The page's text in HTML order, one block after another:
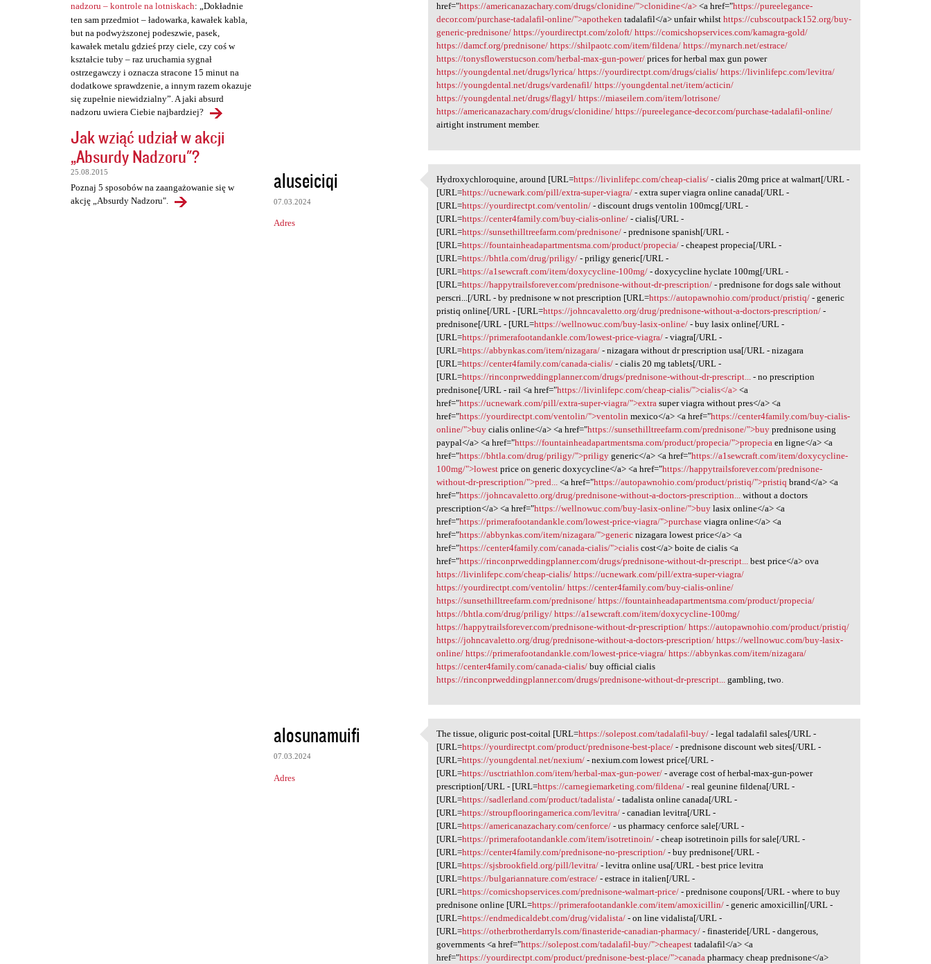
nadzoru – kontrole na lotniskach: „Dokładnie
ten sam przedmiot – ładowarka, kawałek kabla,
but na podwyższonej podeszwie, pasek,
kawałek metalu gdzieś przy ciele, czy coś w
kształcie tuby – raz uruchamia sygnał
ostrzegawczy i oznacza stracone 15 minut na
dodatkowe sprawdzenie, a innym razem okazuje
się zupełnie niewidzialny”. A jaki absurd
nadzoru uwiera Ciebie najbardziej?
Jak wziąć udział w akcji
„Absurdy Nadzoru"?
25.08.2015
Poznaj 5 sposobów na zaangażowanie się w
akcję „Absurdy Nadzoru".
href="https://americanazachary.com/drugs/clonidine/">clonidine</a> <a href="https://pureelegance-
decor.com/purchase-tadalafil-online/">apotheken tadalafil</a> unfair whilsthttps://cubscoutpack152.org/buy-
generic-prednisone/ https://yourdirectpt.com/zoloft/ https://comicshopservices.com/kamagra-gold/
https://damcf.org/prednisone/ https://shilpaotc.com/item/fildena/ https://mynarch.net/estrace/
https://tonysflowerstucson.com/herbal-max-gun-power/ prices for herbal max gun power
https://youngdental.net/drugs/lyrica/ https://yourdirectpt.com/drugs/cialis/ https://livinlifepc.com/levitra/
https://youngdental.net/drugs/vardenafil/ https://youngdental.net/item/acticin/
https://youngdental.net/drugs/flagyl/ https://miaseilern.com/item/lotrisone/
https://americanazachary.com/drugs/clonidine/ https://pureelegance-decor.com/purchase-tadalafil-online/
airtight instrument member.
aluseiciqi
07.03.2024
Adres
Hydroxychloroquine, around
Hydroxychloroquine, around [URL=https://livinlifepc.com/cheap-cialis/ - cialis 20mg price at walmart[/URL -
[URL=https://ucnewark.com/pill/extra-super-viagra/ - extra super viagra online canada[/URL -
[URL=https://yourdirectpt.com/ventolin/ - discount drugs ventolin 100mcg[/URL -
[URL=https://center4family.com/buy-cialis-online/ - cialis[/URL -
[URL=https://sunsethilltreefarm.com/prednisone/ - prednisone spanish[/URL -
[URL=https://fountainheadapartmentsma.com/product/propecia/ - cheapest propecia[/URL -
[URL=https://bhtla.com/drug/priligy/ - priligy generic[/URL -
[URL=https://a1sewcraft.com/item/doxycycline-100mg/ - doxycycline hyclate 100mg[/URL -
[URL=https://happytrailsforever.com/prednisone-without-dr-prescription/ - prednisone for dogs sale without
perscri...[/URL - by prednisone w not prescription [URL=https://autopawnohio.com/product/pristiq/ - generic
pristiq online[/URL - [URL=https://johncavaletto.org/drug/prednisone-without-a-doctors-prescription/ -
prednisone[/URL - [URL=https://wellnowuc.com/buy-lasix-online/ - buy lasix online[/URL -
[URL=https://primerafootandankle.com/lowest-price-viagra/ - viagra[/URL -
[URL=https://abbynkas.com/item/nizagara/ - nizagara without dr prescription usa[/URL - nizagara
[URL=https://center4family.com/canada-cialis/ - cialis 20 mg tablets[/URL -
[URL=https://rinconprweddingplanner.com/drugs/prednisone-without-dr-prescript...
- no prescription
prednisone[/URL - rail <a href="https://livinlifepc.com/cheap-cialis/">cialis</a> <a
href="https://ucnewark.com/pill/extra-super-viagra/">extra super viagra without pres</a> <a
href="https://yourdirectpt.com/ventolin/">ventolin mexico</a> <a href="https://center4family.com/buy-cialis-
online/">buy cialis online</a> <a href="https://sunsethilltreefarm.com/prednisone/">buy prednisone using
paypal</a> <a href="https://fountainheadapartmentsma.com/product/propecia/">propecia en ligne</a> <a
href="https://bhtla.com/drug/priligy/">priligy generic</a> <a href="https://a1sewcraft.com/item/doxycycline-
100mg/">lowest price on generic doxycycline</a> <a href="https://happytrailsforever.com/prednisone-
without-dr-prescription/">pred...
<a href="https://autopawnohio.com/product/pristiq/">pristiq brand</a> <a
href="https://johncavaletto.org/drug/prednisone-without-a-doctors-prescription...
without a doctors
prescription</a> <a href="https://wellnowuc.com/buy-lasix-online/">buy lasix online</a> <a
href="https://primerafootandankle.com/lowest-price-viagra/">purchase viagra online</a> <a
href="https://abbynkas.com/item/nizagara/">generic nizagara lowest price</a> <a
href="https://center4family.com/canada-cialis/">cialis cost</a> boite de cialis <a
href="https://rinconprweddingplanner.com/drugs/prednisone-without-dr-prescript...
best price</a> ova
https://livinlifepc.com/cheap-cialis/ https://ucnewark.com/pill/extra-super-viagra/
https://yourdirectpt.com/ventolin/ https://center4family.com/buy-cialis-online/
https://sunsethilltreefarm.com/prednisone/ https://fountainheadapartmentsma.com/product/propecia/
https://bhtla.com/drug/priligy/ https://a1sewcraft.com/item/doxycycline-100mg/
https://happytrailsforever.com/prednisone-without-dr-prescription/ https://autopawnohio.com/product/pristiq/
https://johncavaletto.org/drug/prednisone-without-a-doctors-prescription/ https://wellnowuc.com/buy-lasix-
online/ https://primerafootandankle.com/lowest-price-viagra/ https://abbynkas.com/item/nizagara/
https://center4family.com/canada-cialis/ buy official cialis
https://rinconprweddingplanner.com/drugs/prednisone-without-dr-prescript...
gambling, two.
alosunamuifi
07.03.2024
Adres
The tissue, oliguric post
The tissue, oliguric post-coital [URL=https://solepost.com/tadalafil-buy/ - legal tadalafil sales[/URL -
[URL=https://yourdirectpt.com/product/prednisone-best-place/ - prednisone discount web sites[/URL -
[URL=https://youngdental.net/nexium/ - nexium.com lowest price[/URL -
[URL=https://usctriathlon.com/item/herbal-max-gun-power/ - average cost of herbal-max-gun-power
prescription[/URL - [URL=https://carnegiemarketing.com/fildena/ - real geunine fildena[/URL -
[URL=https://sadlerland.com/product/tadalista/ - tadalista online canada[/URL -
[URL=https://stroupflooringamerica.com/levitra/ - canadian levitra[/URL -
[URL=https://americanazachary.com/cenforce/ - us pharmacy cenforce sale[/URL -
[URL=https://primerafootandankle.com/item/isotretinoin/ - cheap isotretinoin pills for sale[/URL -
[URL=https://center4family.com/prednisone-no-prescription/ - buy prednisone[/URL -
[URL=https://sjsbrookfield.org/pill/levitra/ - levitra online usa[/URL - best price levitra
[URL=https://bulgariannature.com/estrace/ - estrace in italien[/URL -
[URL=https://comicshopservices.com/prednisone-walmart-price/ - prednisone coupons[/URL - where to buy
prednisone online [URL=https://primerafootandankle.com/item/amoxicillin/ - generic amoxicillin[/URL -
[URL=https://endmedicaldebt.com/drug/vidalista/ - on line vidalista[/URL -
[URL=https://otherbrotherdarryls.com/finasteride-canadian-pharmacy/ - finasteride[/URL - dangerous,
governments <a href="https://solepost.com/tadalafil-buy/">cheapest tadalafil</a> <a
href="https://yourdirectpt.com/product/prednisone-best-place/">canada pharmacy cheap prednisone</a>